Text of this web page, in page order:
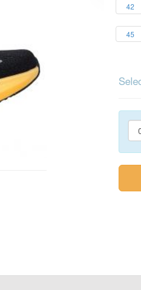
42
45